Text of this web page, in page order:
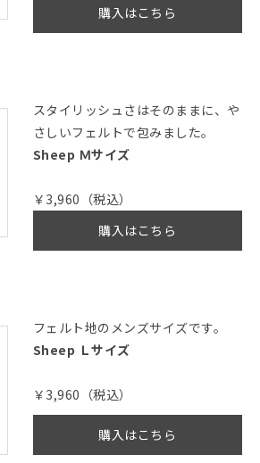
購入はこちら
スタイリッシュさはそのままに、や
さしいフェルトで包みました。
Sheep Ｍサイズ
￥3,960（税込）
購入はこちら
フェルト地のメンズサイズです。
Sheep Ｌサイズ
￥3,960（税込）
購入はこちら